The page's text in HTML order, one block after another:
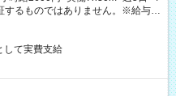
るものではありません。※給与即
条件有）
して実費支給